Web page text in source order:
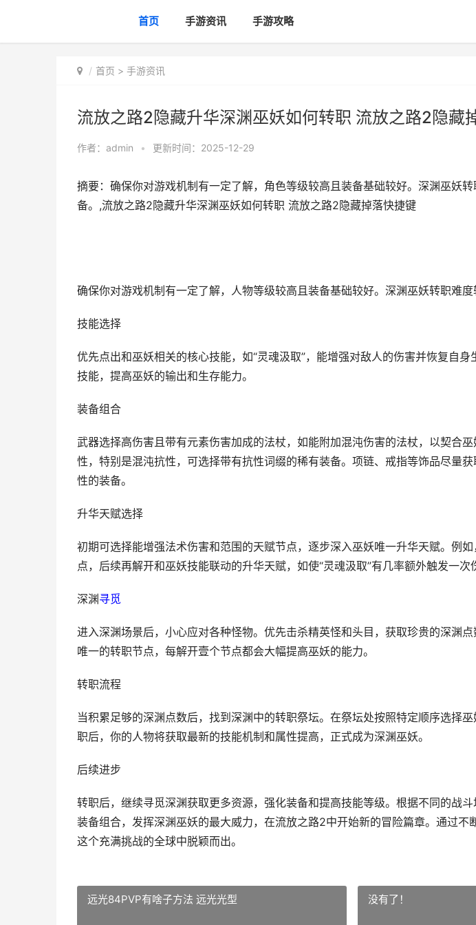
首页 手游资讯 手游攻略
首页 > 手游资讯
流放之路2隐藏升华深渊巫妖如何转职 流放之路2隐藏
作者： admin • 更新时间：2025-12-29
摘要：确保你对游戏机制有一定了解，角色等级较高且装备基础较好。深渊巫妖
备。,流放之路2隐藏升华深渊巫妖如何转职 流放之路2隐藏掉落快捷键
确保你对游戏机制有一定了解，人物等级较高且装备基础较好。深渊巫妖转职难度
技能选择
优先点出和巫妖相关的核心技能，如“灵魂汲取”，能增强对敌人的伤害并恢复自身
技能，提高巫妖的输出和生存能力。
装备组合
武器选择高伤害且带有元素伤害加成的法杖，如能附加混沌伤害的法杖，以契合
性，特别是混沌抗性，可选择带有抗性词缀的稀有装备。项链、戒指等饰品尽量
性的装备。
升华天赋选择
初期可选择能增强法术伤害和范围的天赋节点，逐步深入巫妖唯一升华天赋。例
点，后续再解开和巫妖技能联动的升华天赋，如使“灵魂汲取”有几率额外触发一次
深渊寻觅
进入深渊场景后，小心应对各种怪物。优先击杀精英怪和头目，获取珍贵的深渊
唯一的转职节点，每解开壹个节点都会大幅提高巫妖的能力。
转职流程
当积累足够的深渊点数后，找到深渊中的转职祭坛。在祭坛处按照特定顺序选择
职后，你的人物将获取最新的技能机制和属性提高，正式成为深渊巫妖。
后续进步
转职后，继续寻觅深渊获取更多资源，强化装备和提高技能等级。根据不同的战
装备组合，发挥深渊巫妖的最大威力，在流放之路2中开始新的冒险篇章。通过不
这个充满挑战的全球中脱颖而出。
远光84PVP有啥子方法 远光光型 没有了！